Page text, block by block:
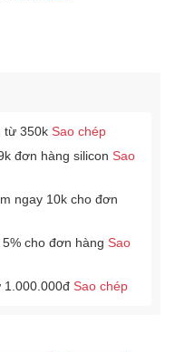
từ 350k Sao chép
đơn hàng silicon Sao
ngay 10k cho đơn
cho đơn hàng Sao
1.000.000đ Sao chép